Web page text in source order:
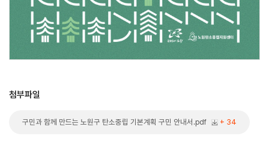
첨부파일
구민과 함께 만드는 노원구 탄소중립 기본계획 구민 안내서.pdf + 34